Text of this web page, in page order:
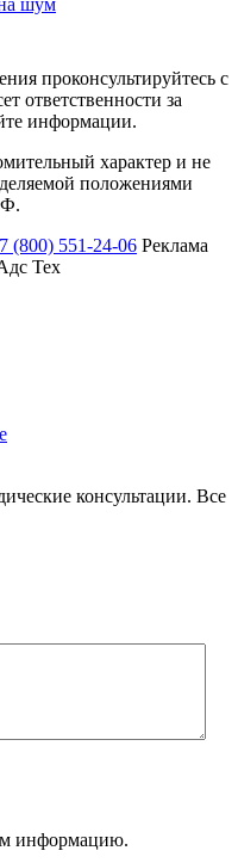
проконсультируйтесь с
ответственности за
информации.
характер и не
положениями
(800) 551-24-06 Реклама
Тех
консультации. Все
информацию.